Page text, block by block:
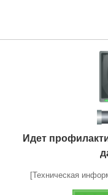
Идет
[Техническая